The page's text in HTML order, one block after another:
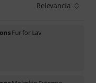
Relevancia
Fur for Lav